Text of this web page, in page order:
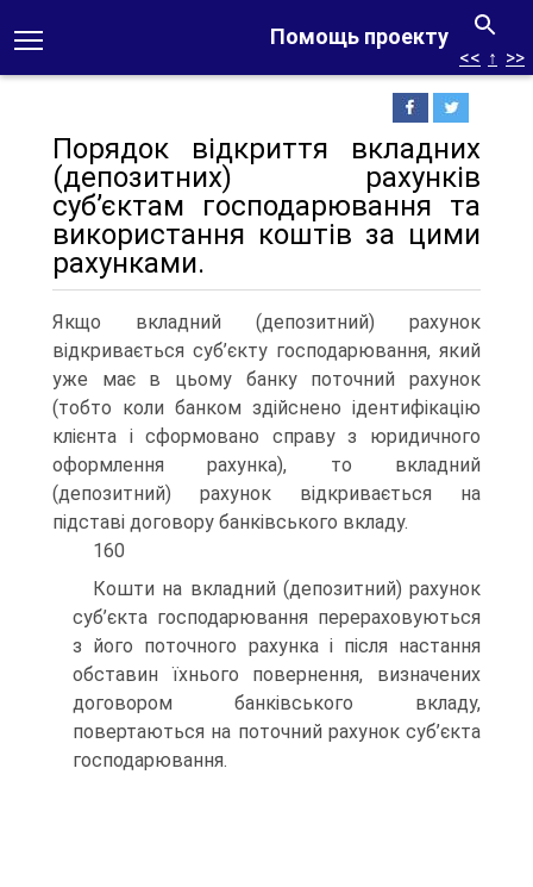
Помощь проекту
<< ↑ >>
Порядок відкриття вкладних
(депозитних) рахунків
суб’єктам господарювання та
використання коштів за цими
рахунками.
Якщо вкладний (депозитний) рахунок
відкривається суб’єкту господарювання, який
уже має в цьому банку поточний рахунок
(тобто коли банком здійснено ідентифікацію
клієнта і сформовано справу з юридичного
оформлення рахунка), то вкладний
(депозитний) рахунок відкривається на
підставі договору банківського вкладу.
160
Кошти на вкладний (депозитний) рахунок
суб’єкта господарювання перераховуються
з його поточного рахунка і після настання
обставин їхнього повернення, визначених
договором банківського вкладу,
повертаються на поточний рахунок суб’єкта
господарювання.